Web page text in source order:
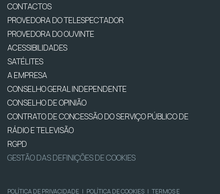
CONTACTOS
PROVEDORA DO TELESPECTADOR
PROVEDORA DO OUVINTE
ACESSIBILIDADES
SATÉLITES
A EMPRESA
CONSELHO GERAL INDEPENDENTE
CONSELHO DE OPINIÃO
CONTRATO DE CONCESSÃO DO SERVIÇO PÚBLICO DE
RÁDIO E TELEVISÃO
RGPD
GESTÃO DAS DEFINIÇÕES DE COOKIES
POLÍTICA DE PRIVACIDADE | POLÍTICA DE COOKIES | TERMOS E